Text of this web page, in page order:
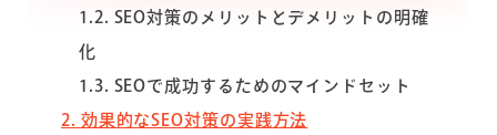
1.2 SEO対策のメリットとデメリットの明確
化
1.3 SEOで成功するためのマインドセット
2 効果的なSEO対策の実践方法